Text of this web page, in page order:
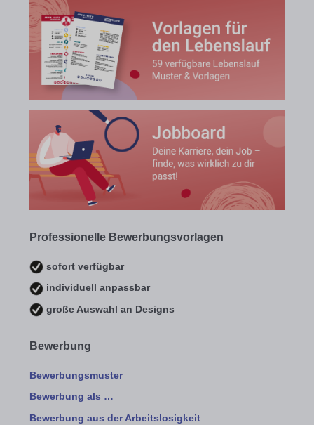
Professionelle Bewerbungsvorlagen
sofort verfügbar
individuell anpassbar
große Auswahl an Designs
Bewerbung
Bewerbungsmuster
Bewerbung als …
Bewerbung aus der Arbeitslosigkeit